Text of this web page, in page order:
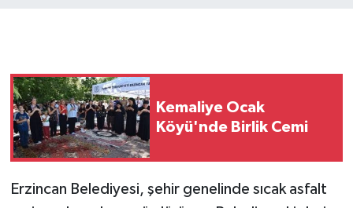
Kemaliye Ocak
Köyü'nde Birlik Cemi
Erzincan Belediyesi, şehir genelinde sıcak asfalt